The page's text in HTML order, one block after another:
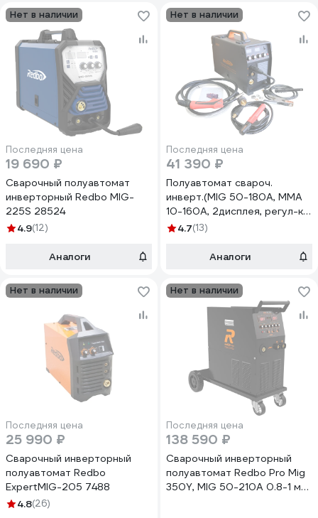
Нет в наличии
Последняя цена
19 690 ₽
Сварочный полуавтомат
инверторный Redbo MIG-
225S 28524
4.9(12)
Аналоги
Нет в наличии
Последняя цена
41 390 ₽
Полуавтомат свароч.
инверт.(MIG 50-180А, ММА
10-160А, 2дисплея, регул-ка)
Redbo Pro Mig 180 (3 in 1)
4.7(13)
Аналоги
Нет в наличии
Последняя цена
25 990 ₽
Сварочный инверторный
полуавтомат Redbo
ExpertMIG-205 7488
4.8(26)
Нет в наличии
Последняя цена
138 590 ₽
Сварочный инверторный
полуавтомат Redbo Pro Mig
350Y, MIG 50-210A 0.8-1 мм,